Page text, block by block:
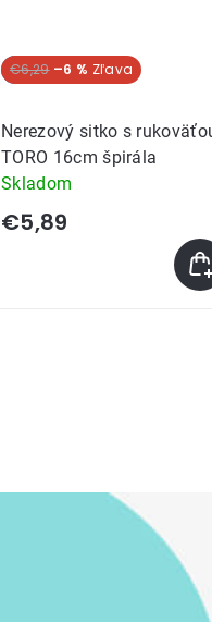
Novinka
€6,29 –6 %
Nerezový sitko s
TORO 16cm špirála
Skladom
€5,89